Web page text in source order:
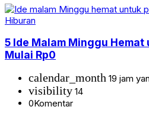
Hiburan
5 Ide Malam Minggu
Mulai Rp0
calendar_month 19 jam
visibility 14
0Komentar